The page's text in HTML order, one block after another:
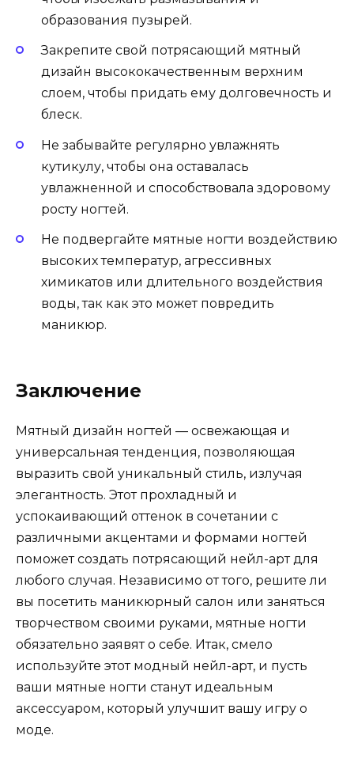
образования пузырей.
Закрепите свой потрясающий мятный
дизайн высококачественным верхним
слоем, чтобы придать ему долговечность и
блеск.
Не забывайте регулярно увлажнять
кутикулу, чтобы она оставалась
увлажненной и способствовала здоровому
росту ногтей.
Не подвергайте мятные ногти воздействию
высоких температур, агрессивных
химикатов или длительного воздействия
воды, так как это может повредить
маникюр.
Заключение
Мятный дизайн ногтей — освежающая и
универсальная тенденция, позволяющая
выразить свой уникальный стиль, излучая
элегантность. Этот прохладный и
успокаивающий оттенок в сочетании с
различными акцентами и формами ногтей
поможет создать потрясающий нейл-арт для
любого случая. Независимо от того, решите ли
вы посетить маникюрный салон или заняться
творчеством своими руками, мятные ногти
обязательно заявят о себе. Итак, смело
используйте этот модный нейл-арт, и пусть
ваши мятные ногти станут идеальным
аксессуаром, который улучшит вашу игру о
моде.